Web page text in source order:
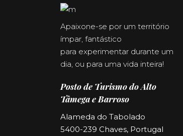
Apaixone-se por um território
ímpar, fantástico
para experimentar durante um
dia, ou para uma vida inteira!
Posto de Turismo do Alto
Tâmega e Barroso
Alameda do Tabolado
5400-239 Chaves, Portugal